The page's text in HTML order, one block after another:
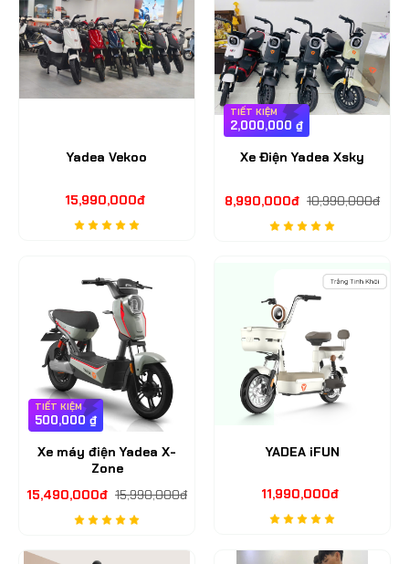
Yadea Vekoo
15,990,000đ
TIẾT KIỆM
2,000,000 ₫
Xe Điện Yadea Xsky
8,990,000đ 10,990,000đ
TIẾT KIỆM
500,000 ₫
Xe máy điện Yadea X-
Zone
15,490,000đ 15,990,000đ
YADEA iFUN
11,990,000đ